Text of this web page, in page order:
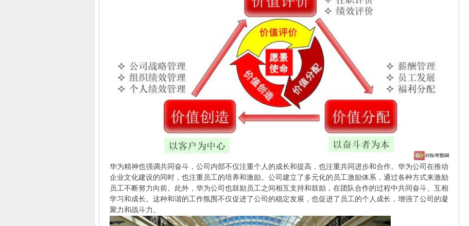
华为精神也强调共同奋斗，公司内部不仅注重个人的成长和提高，也注重共同进步和合作。华为公司在推动
企业文化建设的同时，也注重员工的培养和激励。公司建立了多元化的员工激励体系，通过各种方式来激励
员工不断努力向前。此外，华为公司也鼓励员工之间相互支持和鼓励，在团队合作的过程中共同奋斗、互相
学习和成长。这种和谐的工作氛围不仅促进了公司的稳定发展，也促进了员工的个人成长，增强了公司的凝
聚力和战斗力。